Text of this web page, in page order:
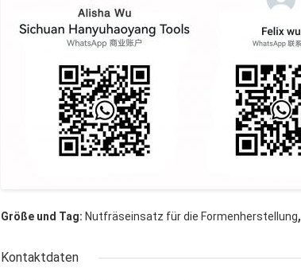
Größe und Tag: Nutfräseinsatz für die Formenherstellung,
Kontaktdaten